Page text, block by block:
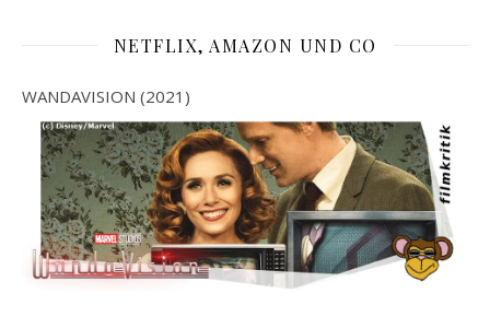
NETFLIX, AMAZON UND CO
WANDAVISION (2021)